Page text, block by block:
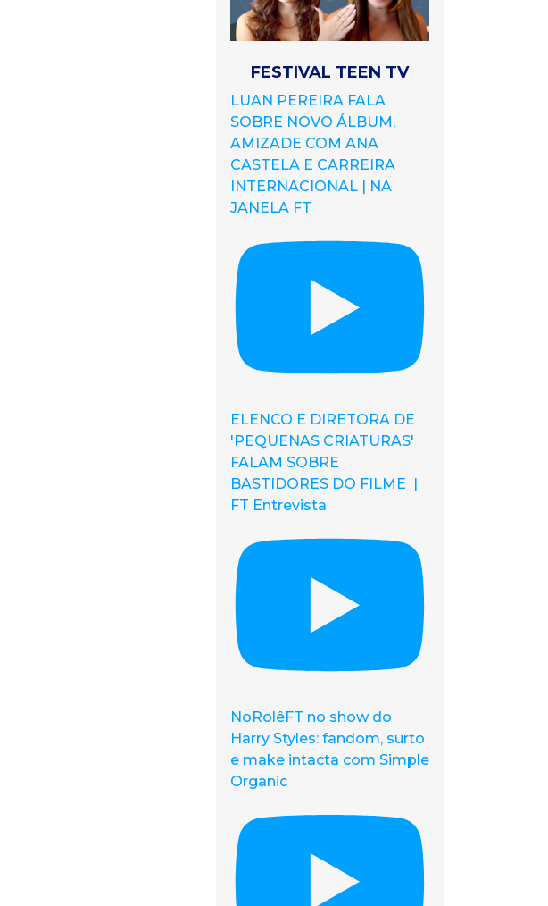
FESTIVAL TEEN TV
LUAN PEREIRA FALA
SOBRE NOVO ÁLBUM,
AMIZADE COM ANA
CASTELA E CARREIRA
INTERNACIONAL | NA
JANELA FT
ELENCO E DIRETORA DE
'PEQUENAS CRIATURAS'
FALAM SOBRE
BASTIDORES DO FILME |
FT Entrevista
NoRolêFT no show do
Harry Styles: fandom, surto
e make intacta com Simple
Organic